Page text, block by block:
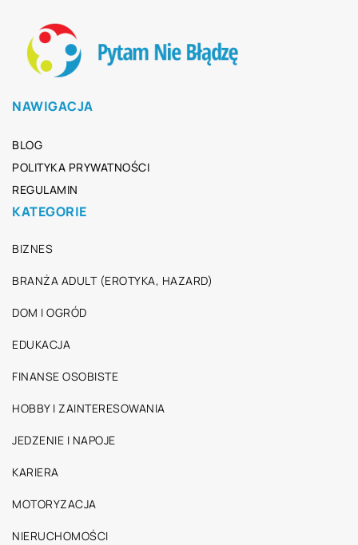
NAWIGACJA
BLOG
POLITYKA PRYWATNOŚCI
REGULAMIN
KATEGORIE
BIZNES
BRANŻA ADULT (EROTYKA, HAZARD)
DOM I OGRÓD
EDUKACJA
FINANSE OSOBISTE
HOBBY I ZAINTERESOWANIA
JEDZENIE I NAPOJE
KARIERA
MOTORYZACJA
NIERUCHOMOŚCI